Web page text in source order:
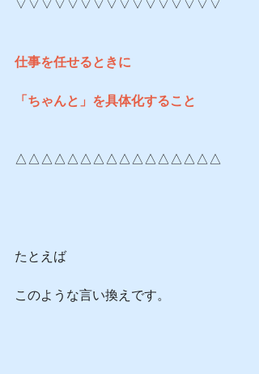
▽▽▽▽▽▽▽▽▽▽▽▽▽▽▽▽
仕事を任せるときに
「ちゃんと」を具体化すること
△△△△△△△△△△△△△△△△
たとえば
このような言い換えです。